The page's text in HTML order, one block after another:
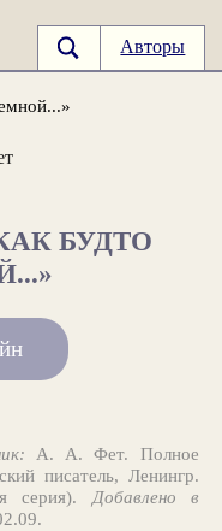
Авторы
БУДТО
А. А. Фет. Полное
писатель, Ленингр.
серия).Добавлено в